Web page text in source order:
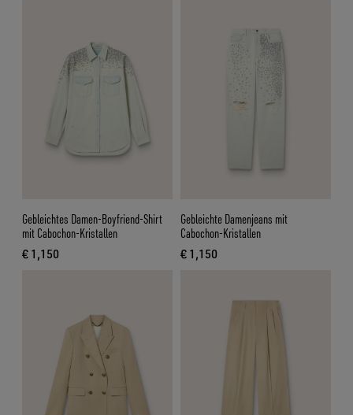
Gebleichtes Damen-Boyfriend-Shirt
mit Cabochon-Kristallen
€ 1,150
aktueller Preis € 1,150
Gebleichte Damenjeans mit
Cabochon-Kristallen
€ 1,150
aktueller Preis € 1,150